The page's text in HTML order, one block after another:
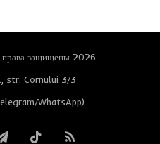
защищены 2026
str. Cornului 3/3
WhatsApp)
TelegramTikTokRSS